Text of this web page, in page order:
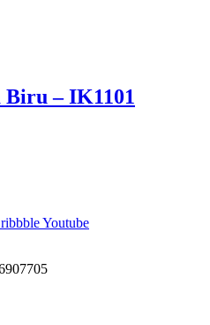
Biru – IK1101
Youtube